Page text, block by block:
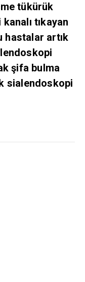
tükürük
tıkayan
hastalar artık
şifa bulma
sialendoskopi